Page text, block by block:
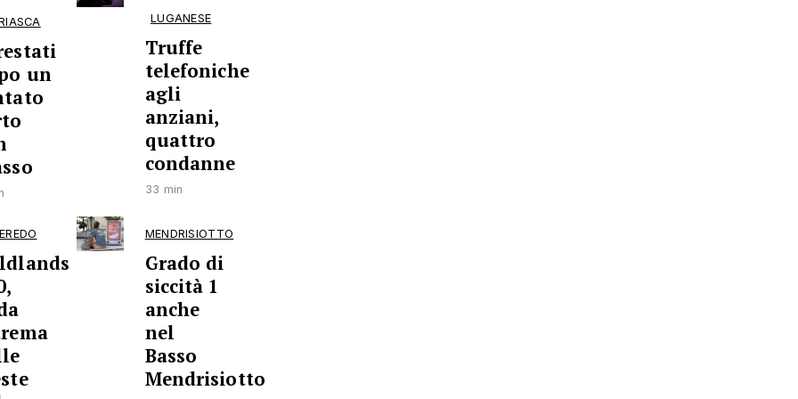
un
LUGANESE
Truffe
telefoniche
agli
anziani,
quattro
condanne
33 min
MENDRISIOTTO
Grado di
siccità 1
anche
nel
Basso
Mendrisiotto